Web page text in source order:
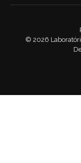
© 2026